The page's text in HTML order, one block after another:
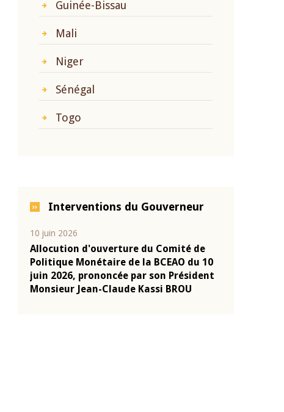
Guinée-Bissau
Mali
Niger
Sénégal
Togo
Interventions du Gouverneur
04 mars 2026
Allocution d'ouverture du Comité de
Politique Monétaire de la BCEAO du 4
mars 2026, prononcée par son Président
Monsieur Jean-Claude Kassi BROU